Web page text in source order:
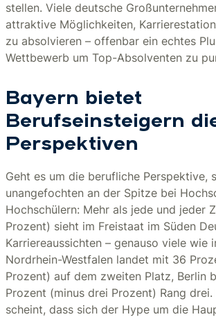
stellen. Viele deutsche
attraktive Möglichkeiten,
zu absolvieren – offenbar ein echtes
Wettbewerb um Top-Absolventen zu
Bayern bietet
Berufseinsteigern
Perspektiven
Geht es um die berufliche Perspektive,
unangefochten an der Spitze bei
Hochschülern: Mehr als jede und jeder
Prozent) sieht im Freistaat im Süden
Karriereaussichten – genauso viele wie
Nordrhein-Westfalen landet mit 36
Prozent) auf dem zweiten Platz, Berlin
Prozent (minus drei Prozent) Rang drei.
scheint, dass sich der Hype um die